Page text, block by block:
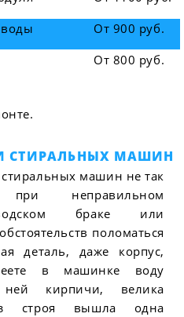
От 900 руб.
От 800 руб.
СТИРАЛЬНЫХ МАШИН
машин не так
неправильном
браке или
поломаться
деталь, даже корпус,
в машинке воду
кирпичи, велика
строя вышла одна